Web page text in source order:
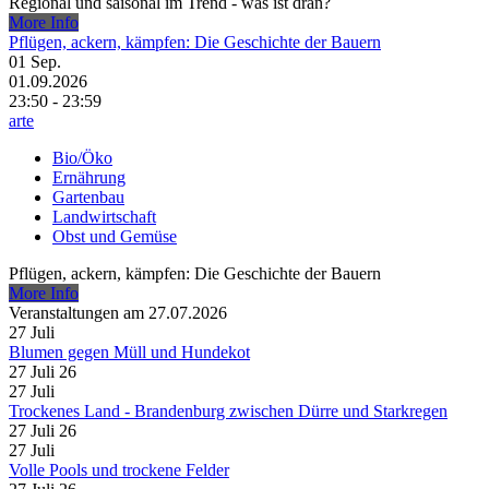
More Info
Pflügen, ackern, kämpfen: Die Geschichte der Bauern
01 Sep.
01.09.2026
23:50 - 23:59
arte
Bio/Öko
Ernährung
Gartenbau
Landwirtschaft
Obst und Gemüse
Pflügen, ackern, kämpfen: Die Geschichte der Bauern
More Info
Veranstaltungen am 27.07.2026
27 Juli
Blumen gegen Müll und Hundekot
27 Juli 26
27 Juli
Trockenes Land - Brandenburg zwischen Dürre und Starkregen
27 Juli 26
27 Juli
Volle Pools und trockene Felder